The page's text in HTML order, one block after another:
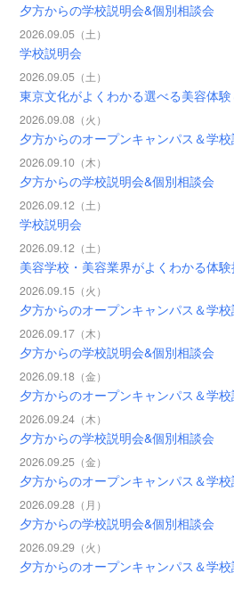
夕方からの学校説明会&個別相談会
2026.09.05（土）
学校説明会
2026.09.05（土）
東京文化がよくわかる選べる美容体
2026.09.08（火）
夕方からのオープンキャンパス＆学
2026.09.10（木）
夕方からの学校説明会&個別相談会
2026.09.12（土）
学校説明会
2026.09.12（土）
美容学校・美容業界がよくわかる体
2026.09.15（火）
夕方からのオープンキャンパス＆学
2026.09.17（木）
夕方からの学校説明会&個別相談会
2026.09.18（金）
夕方からのオープンキャンパス＆学
2026.09.24（木）
夕方からの学校説明会&個別相談会
2026.09.25（金）
夕方からのオープンキャンパス＆学
2026.09.28（月）
夕方からの学校説明会&個別相談会
2026.09.29（火）
夕方からのオープンキャンパス＆学